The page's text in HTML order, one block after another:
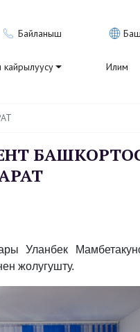
Байланыш
Илим
Уланбек
жолугушту.